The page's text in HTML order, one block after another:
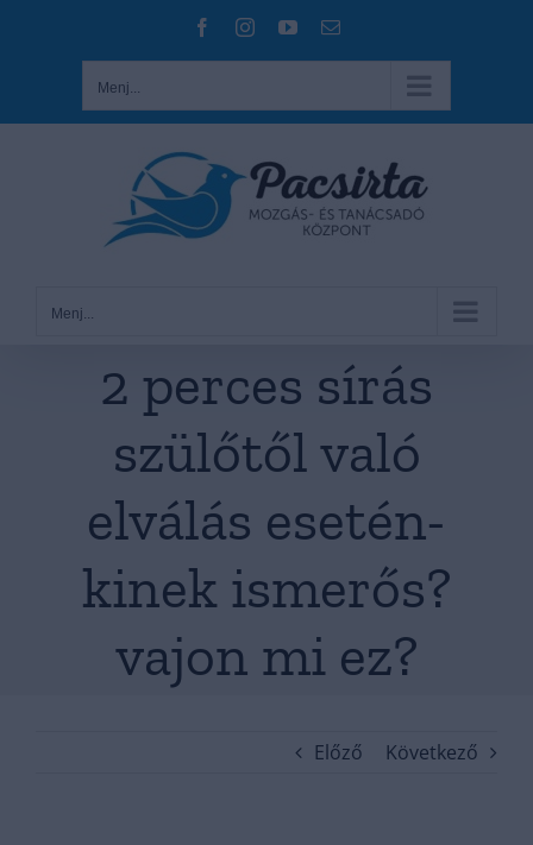
FacebookInstagramYouTubeEmail:
Menj...
Menj...
2 perces sírás
szülőtől való
elválás esetén-
kinek ismerős?
vajon mi ez?
Előző Következő